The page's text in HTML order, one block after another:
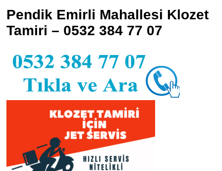
Pendik Emirli Mahallesi Klozet
Tamiri – 0532 384 77 07